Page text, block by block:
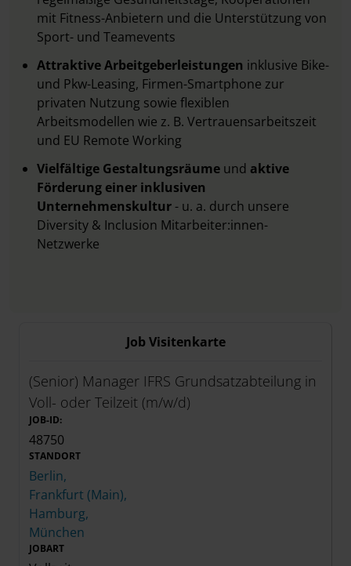
mit Fitness-Anbietern und die Unterstützung von
Sport- und Teamevents
Attraktive Arbeitgeberleistungen inklusive Bike-
und Pkw-Leasing, Firmen-Smartphone zur
privaten Nutzung sowie flexiblen
Arbeitsmodellen wie z. B. Vertrauensarbeitszeit
und EU Remote Working
Vielfältige Gestaltungsräume und aktive
Förderung einer inklusiven
Unternehmenskultur - u. a. durch unsere
Diversity & Inclusion Mitarbeiter:innen-
Netzwerke
Job Visitenkarte
(Senior) Manager IFRS Grundsatzabteilung in
Voll- oder Teilzeit (m/w/d)
JOB-ID:
48750
STANDORT
Berlin,
Frankfurt (Main),
Hamburg,
München
JOBART